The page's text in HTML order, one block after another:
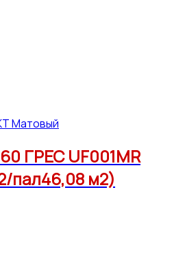
Матовый
ГРЕС UF001MR
пал46,08 м2)